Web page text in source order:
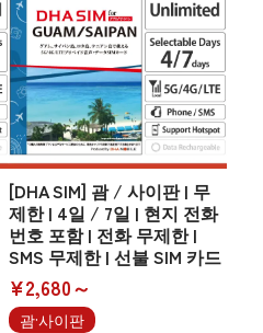
[DHA SIM] 괌 / 사이판 | 무
제한 | 4일 / 7일 | 현지 전화
번호 포함 | 전화 무제한 |
SMS 무제한 | 선불 SIM 카드
¥2,680～
괌·사이판